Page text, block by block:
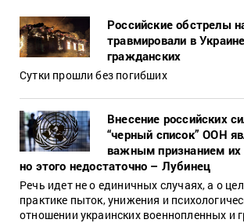
Российские обстрелы
травмировали в
гражданских
Сутки прошли без погибших
Внесение российских
“черный список” ООН
важным признанием их
но этого недостаточно – Лубинец
Речь идет не о единичных случаях, а о
практике пыток, унижения и
отношении украинских военнопленных и